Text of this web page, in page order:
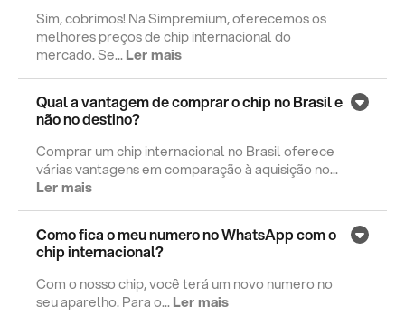
Sim, cobrimos! Na Simpremium, oferecemos os
melhores preços de chip internacional do
mercado. Se...Ler mais
Qual a vantagem de comprar o chip no Brasil e
não no destino?
Comprar um chip internacional no Brasil oferece
várias vantagens em comparação à aquisição no...
Ler mais
Como fica o meu numero no WhatsApp com o
chip internacional?
Com o nosso chip, você terá um novo numero no
seu aparelho. Para o...Ler mais